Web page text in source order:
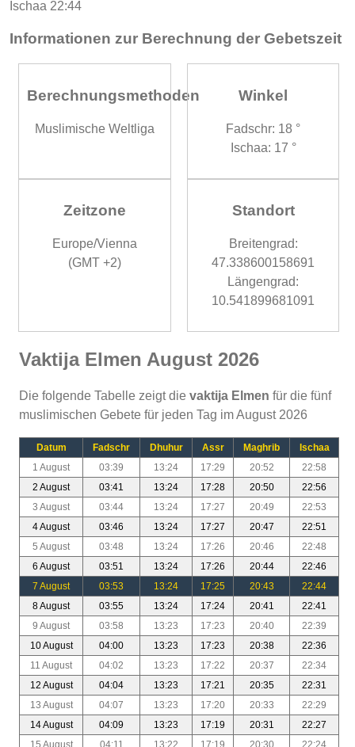
Ischaa 22:44
Informationen zur Berechnung der Gebetszeit
Berechnungsmethoden
Muslimische Weltliga
Winkel
Fadschr: 18 °
Ischaa: 17 °
Zeitzone
Europe/Vienna
(GMT +2)
Standort
Breitengrad:
47.338600158691
Längengrad:
10.541899681091
Vaktija Elmen August 2026
Die folgende Tabelle zeigt die vaktija Elmen für die fünf
muslimischen Gebete für jeden Tag im August 2026
Datum Fadschr Dhuhur Assr Maghrib
Ischaa
1 August
03:39 13:24 17:29 20:52
22:58
2 August
03:41 13:24 17:28 20:50
22:56
3 August
03:44 13:24 17:27 20:49
22:53
4 August
03:46 13:24 17:27 20:47
22:51
5 August
03:48 13:24 17:26 20:46
22:48
6 August
03:51 13:24 17:26 20:44
22:46
7 August
03:53 13:24 17:25 20:43
22:44
8 August
03:55 13:24 17:24 20:41
22:41
9 August
03:58 13:23 17:23 20:40
22:39
10 August
04:00 13:23 17:23 20:38
22:36
11 August
04:02 13:23 17:22 20:37
22:34
12 August
04:04 13:23 17:21 20:35
22:31
13 August
04:07 13:23 17:20 20:33
22:29
14 August
04:09 13:23 17:19 20:31
22:27
15 August
04:11 13:22 17:19 20:30 22:24